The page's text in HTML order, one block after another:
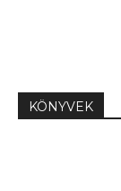
KÖNYVEK